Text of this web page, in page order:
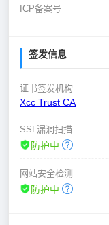
ICP备案号
签发信息
证书签发机构
Xcc Trust CA
SSL漏洞扫描
防护中
网站安全检测
防护中